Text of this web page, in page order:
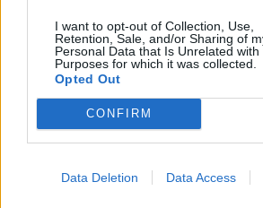
I want to opt-out of Collection, Use,
Retention, Sale, and/or Sharing of
Personal Data that Is Unrelated with
Purposes for which it was collected.
Opted Out
CONFIRM
Data Deletion Data Access
Photo 4/8
Βασιλική Νταντά: Το απίστευτο ταξίδι
(pics)